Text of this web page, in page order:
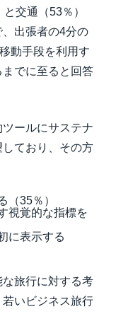
交通（53％）
出張者の4分の
動手段を利用す
でに至ると回答
ールにサステナ
ており、その方
（35％）
視覚的な指標を
に表示する
旅行に対する考
いビジネス旅行